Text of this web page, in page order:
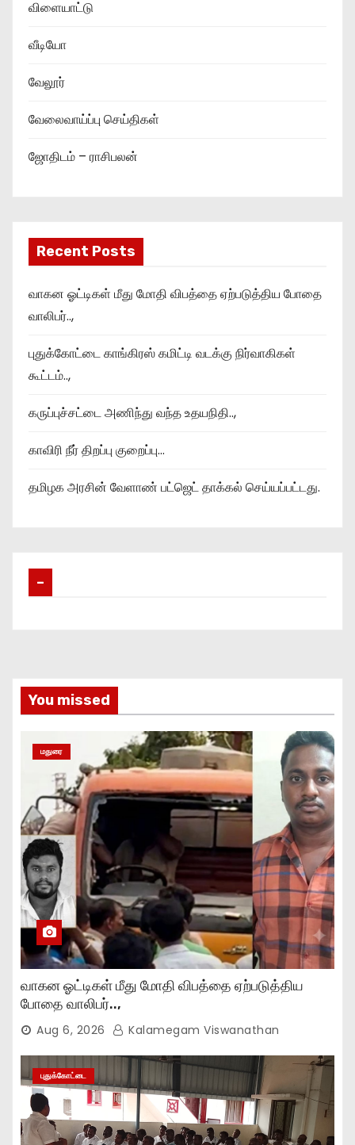
விளையாட்டு
வீடியோ
வேலூர்
வேலைவாய்ப்பு செய்திகள்
ஜோதிடம் – ராசிபலன்
Recent Posts
வாகன ஓட்டிகள் மீது மோதி விபத்தை ஏற்படுத்திய போதை
வாலிபர்..,
புதுக்கோட்டை காங்கிரஸ் கமிட்டி வடக்கு நிர்வாகிகள்
கூட்டம்..,
கருப்புச்சட்டை அணிந்து வந்த உதயநிதி..,
காவிரி நீர் திறப்பு குறைப்பு…
தமிழக அரசின் வேளாண் பட்ஜெட் தாக்கல் செய்யப்பட்டது.
–
You missed
மதுரை
வாகன ஓட்டிகள் மீது மோதி விபத்தை ஏற்படுத்திய
போதை வாலிபர்..,
Aug 6, 2026 Kalamegam Viswanathan
புதுக்கோட்டை